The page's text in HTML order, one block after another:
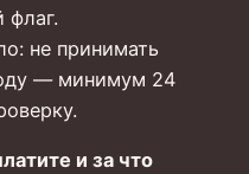
флаг.
не принимать
— минимум 24
и за что